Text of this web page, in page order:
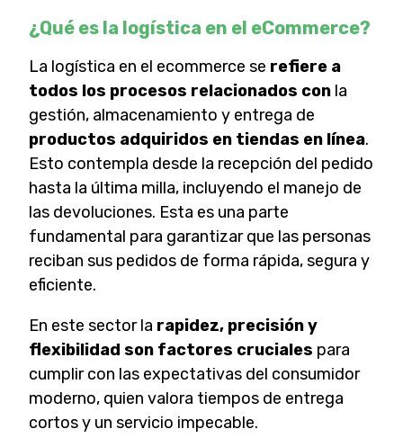
¿Qué es la logística en el eCommerce?
La logística en el ecommerce se refiere a
todos los procesos relacionados con la
gestión, almacenamiento y entrega de
productos adquiridos en tiendas en línea.
Esto contempla desde la recepción del pedido
hasta la última milla, incluyendo el manejo de
las devoluciones. Esta es una parte
fundamental para garantizar que las personas
reciban sus pedidos de forma rápida, segura y
eficiente.
En este sector la rapidez, precisión y
flexibilidad son factores cruciales para
cumplir con las expectativas del consumidor
moderno, quien valora tiempos de entrega
cortos y un servicio impecable.